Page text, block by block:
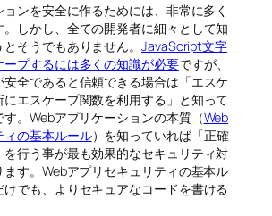
ンを安全に作るためには、非常に多く
しかし、全ての開発者に細々として知
そうでもありません。JavaScript文字
プするには多くの知識が必要ですが、
全であると信頼できる場合は「エスケ
エスケープ関数を利用する」と知って
。Webアプリケーションの本質（Web
ィの基本ルール）を知っていれば「正確
を行う事が最も効果的なセキュリティ対
す。Webアプリセキュリティの基本ル
でも、よりセキュアなコードを書ける